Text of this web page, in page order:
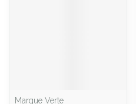
Marque Verte